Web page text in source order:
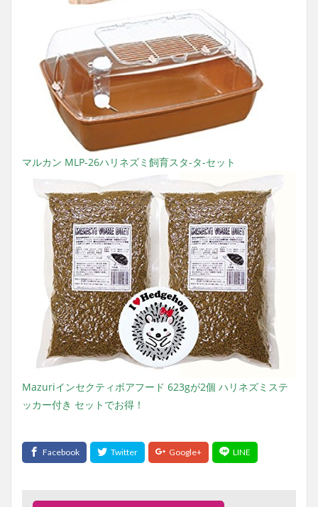
マルカン MLP-26ハリネズミ飼育スタ-タ-セット
Mazuriインセクティボアフード 623gが2個 ハリネズミステ
ッカー付き セットでお得！